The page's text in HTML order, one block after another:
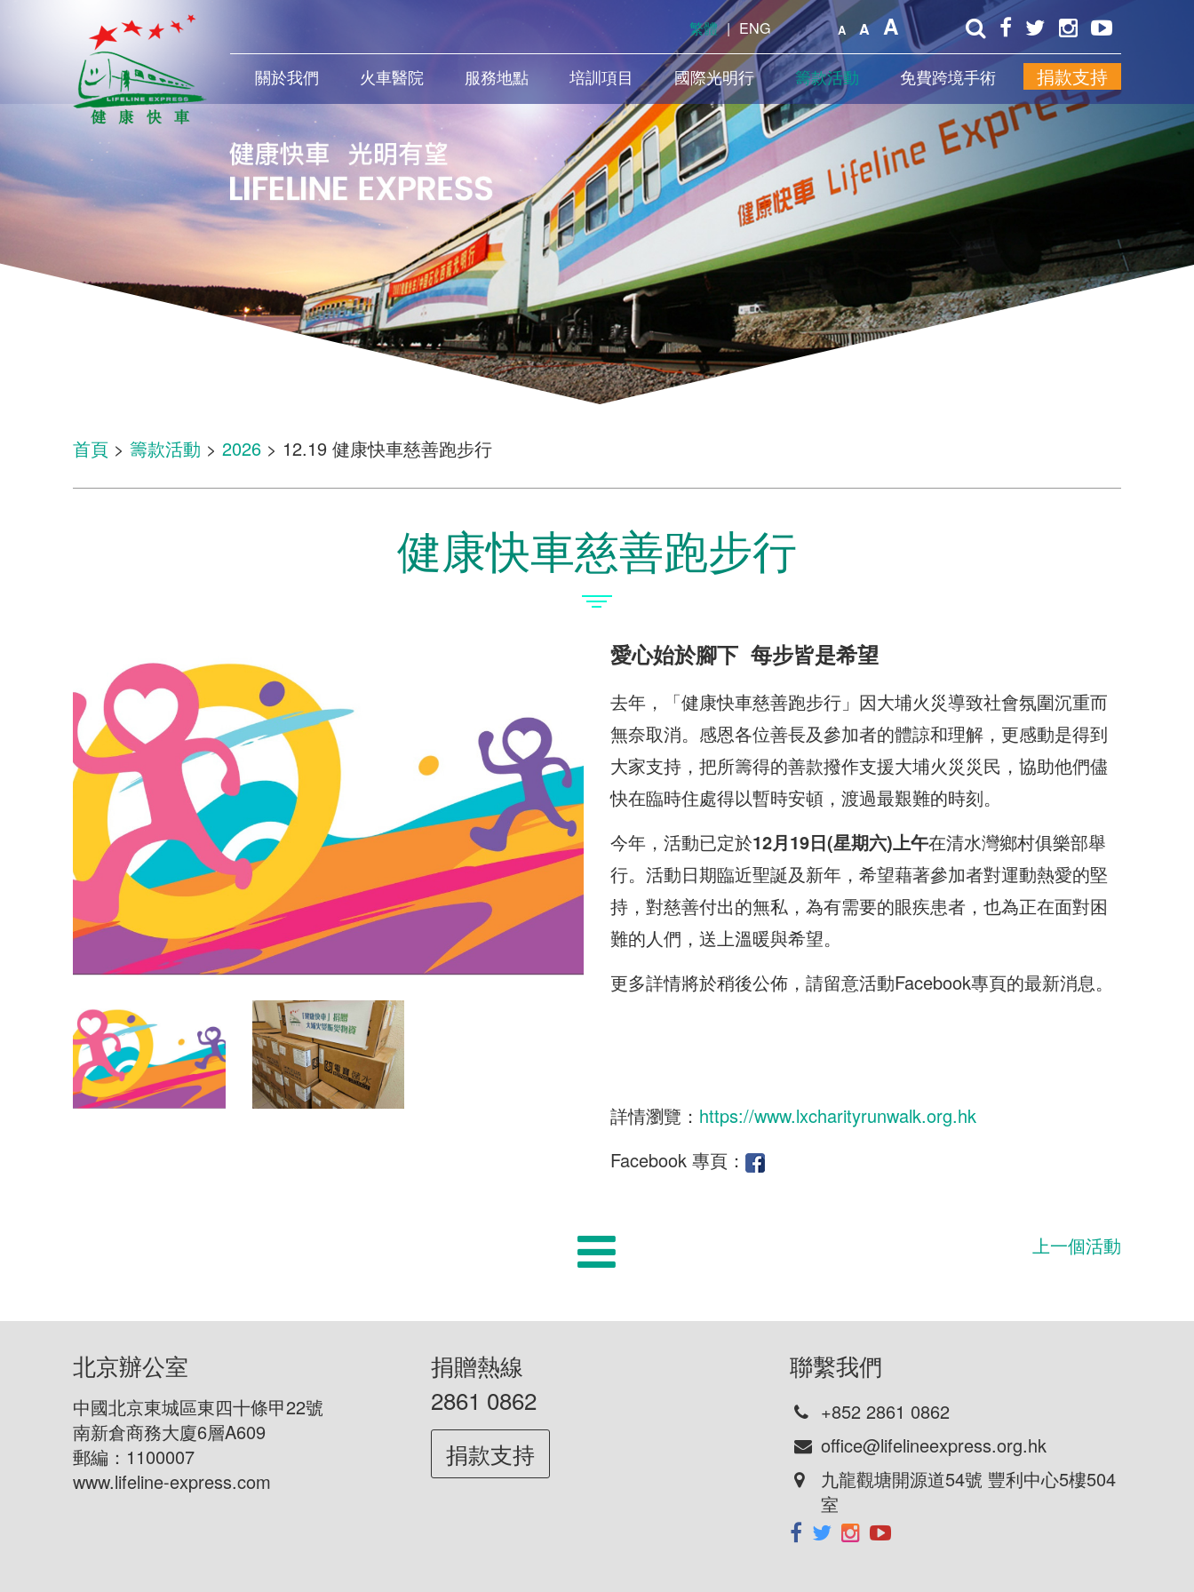
繁體 | ENG A A A
關於我們 火車醫院 服務地點 培訓項目 國際光明行 籌款活動 免費跨境手術 捐款支持
首頁 > 籌款活動 > 2026 > 12.19 健康快車慈善跑步行
健康快車慈善跑步行
愛心始於腳下 每步皆是希望
去年，「健康快車慈善跑步行」因大埔火災導致社會氛圍沉重而
無奈取消。感恩各位善長及參加者的體諒和理解，更感動是得到
大家支持，把所籌得的善款撥作支援大埔火災災民，協助他們儘
快在臨時住處得以暫時安頓，渡過最艱難的時刻。
今年，活動已定於12月19日(星期六)上午在清水灣鄉村俱樂部舉
行。活動日期臨近聖誕及新年，希望藉著參加者對運動熱愛的堅
持，對慈善付出的無私，為有需要的眼疾患者，也為正在面對困
難的人們，送上溫暖與希望。
更多詳情將於稍後公佈，請留意活動Facebook專頁的最新消息。
詳情瀏覽： https://www.lxcharityrunwalk.org.hk
Facebook 專頁：
上一個活動
北京辦公室
中國北京東城區東四十條甲22號
南新倉商務大廈6層A609
郵編：1100007
www.lifeline-express.com
捐贈熱線
2861 0862
捐款支持
聯繫我們
+852 2861 0862
office@lifelineexpress.org.hk
九龍觀塘開源道54號 豐利中心5樓504
室